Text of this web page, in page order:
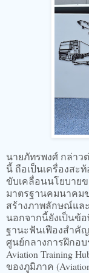
นายภัทรพงศ์ กล่าว
นี้ ถือเป็นเครื่องสะ
ขับเคลื่อนนโยบาย
มาตรฐานคมนาคม
สร้างภาพลักษณ์แล
นอกจากนี้ยังเป็นข้
ฐานะฟันเฟืองสำคั
ศูนย์กลางการฝึกอบ
Aviation Training
ของภูมิภาค